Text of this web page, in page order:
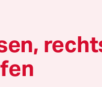
großformatigen
sein und sich
sollten – und jetzt
sie nicht zu